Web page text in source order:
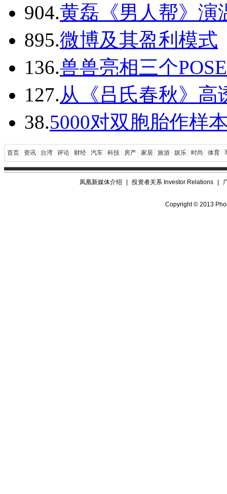
904.黄磊《男人帮》演
895.微博及其盈利模式
136.兽兽亮相三个
127.从《吕氏春秋》高
38.5000对双胞胎作样
首页 资讯 台湾 评论 财经 汽车 科技 房产 家居 旅游 娱乐 时尚 体育
凤凰新媒体介绍 投资者关系 Investor Relations
Copyright © 2013